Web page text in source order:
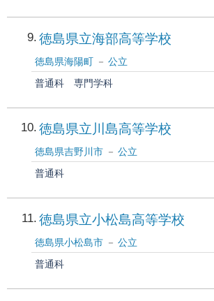
9 徳島県立海部高等学校
徳島県海陽町
公立
普通科
専門学科
10 徳島県立川島高等学校
徳島県吉野川市
公立
普通科
11 徳島県立小松島高等学校
徳島県小松島市
公立
普通科